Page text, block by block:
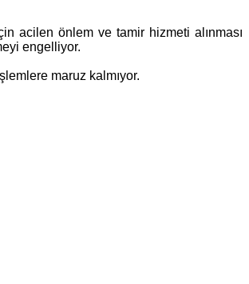
acilen önlem ve tamir hizmeti alınması
engelliyor.
maruz kalmıyor.